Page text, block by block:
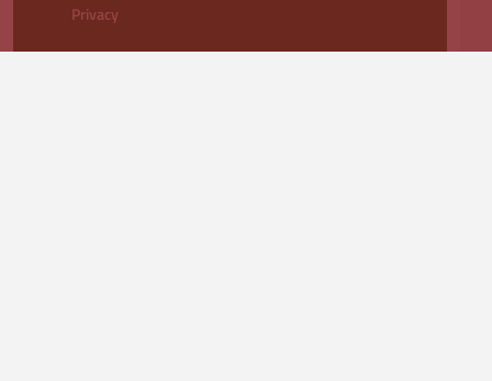
Privacy